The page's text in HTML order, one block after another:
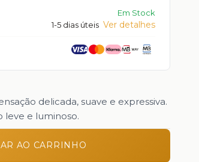
Em Stock
1-5 dias úteis Ver detalhes
delicada, suave e expressiva.
leve e luminoso.
AO CARRINHO